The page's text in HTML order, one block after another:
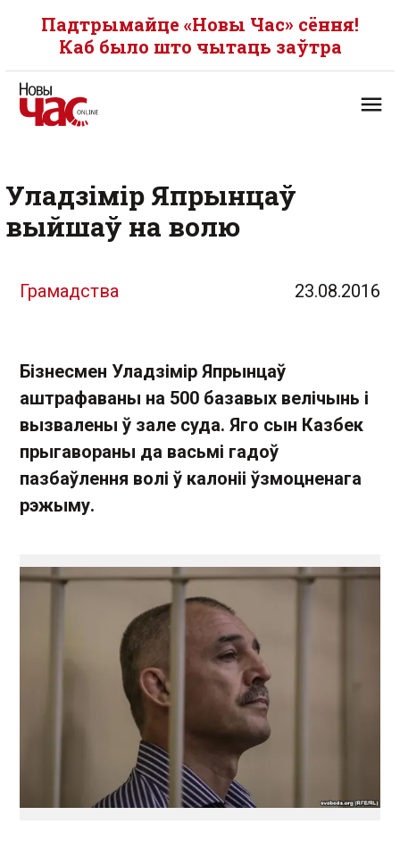
Падтрымайце «Новы Час» сёння!
Каб было што чытаць заўтра
Уладзімір Япрынцаў
выйшаў на волю
Грамадства 23.08.2016
Бізнесмен Уладзімір Япрынцаў
аштрафаваны на 500 базавых велічынь і
вызвалены ў зале суда. Яго сын Казбек
прыгавораны да васьмі гадоў
пазбаўлення волі ў калоніі ўзмоцненага
рэжыму.